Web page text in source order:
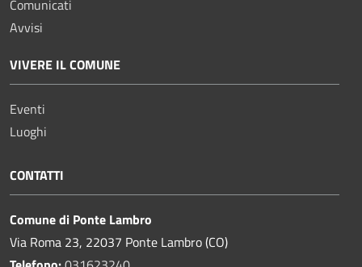
Comunicati
Avvisi
VIVERE IL COMUNE
Eventi
Luoghi
CONTATTI
Comune di Ponte Lambro
Via Roma 23, 22037 Ponte Lambro (CO)